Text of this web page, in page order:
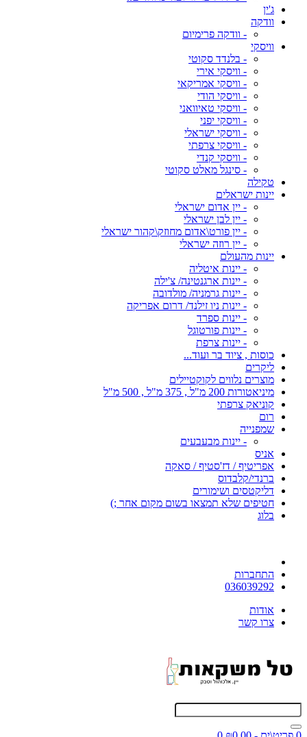
ג'ין
וודקה
- וודקה פרימיום
וויסקי
- בלנדד סקוטי
- וויסקי אירי
- וויסקי אמריקאי
- וויסקי הודי
- וויסקי טאיוואני
- וויסקי יפני
- וויסקי ישראלי
- וויסקי צרפתי
- וויסקי קנדי
- סינגל מאלט סקוטי
טקילה
יינות ישראלים
- יין אדום ישראלי
- יין לבן ישראלי
- יין פורט\אדום מחוזק\קהור ישראלי
- יין רוזה ישראלי
יינות מהעולם
- יינות איטליה
- יינות ארגנטינה/ צ'ילה
- יינות גרמניה/ מולדובה
- יינות ניו זילנד/ דרום אפריקה
- יינות ספרד
- יינות פורטוגל
- יינות צרפת
כוסות , ציוד בר ועוד...
ליקרים
מוצרים נלווים לקוקטיילים
מיניאטורות 200 מ"ל , 375 מ"ל , 500 מ"ל
קוניאק צרפתי
רום
שמפנייה
- יינות מבעבעים
אניס
אפריטיף / דז'סטיף / סאקה
ברנדי/קלבדוס
דליקטסים ושימורים
חטיפים שלא תמצאו בשום מקום אחר ;)
בלוג
התחברות
036039292
אודות
צרו קשר